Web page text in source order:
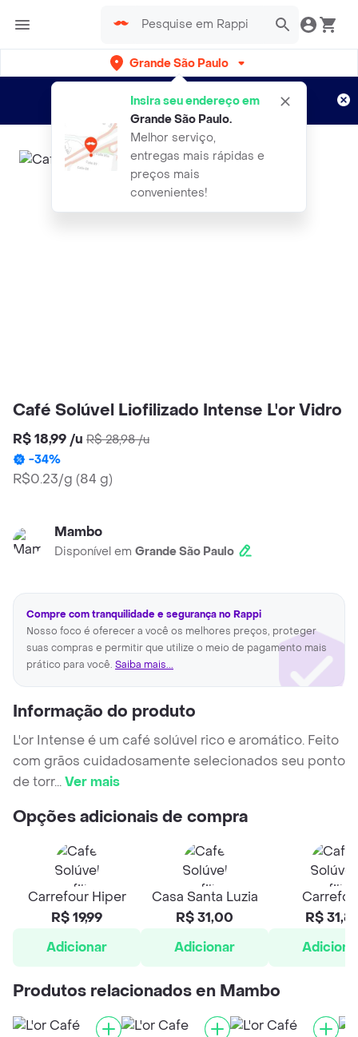
Grande São Paulo
Insira seu endereço em
Grande São Paulo.
Melhor serviço,
entregas mais rápidas e
preços mais
convenientes!
Entregas grátis por 15 dias!
Aplicam T&C
Café Solúvel Liofilizado Intense L'or Vidro
R$ 18,99 /u R$ 28,98/u
-34%
R$0.23/g (84 g)
Mambo
Disponível em Grande São Paulo
Compre com tranquilidade e segurança no Rappi
Nosso foco é oferecer a você os melhores preços, proteger
suas compras e permitir que utilize o meio de pagamento mais
prático para você. Saiba mais...
Informação do produto
L'or Intense é um café solúvel rico e aromático. Feito
com grãos cuidadosamente selecionados seu ponto
de torr...Ver mais
Opções adicionais de compra
Carrefour Hiper
R$ 19,99
Adicionar
Casa Santa Luzia
R$ 31,00
Adicionar
R$
Produtos relacionados en Mambo